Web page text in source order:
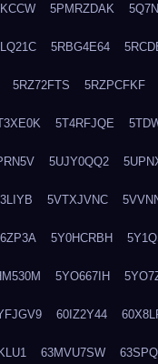
5PMRZDAK
5RBG4E64
5RZ72FTS 5RZPCFKF
5T4RFJQE
5UJY0QQ2
5VTXJVNC
5Y0HCRBH
5YO667IH
60IZ2Y44
63MVU7SW